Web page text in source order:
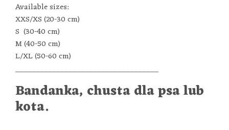
Available sizes:
XXS/XS (20-30 cm)
S (30-40 cm)
M (40-50 cm)
L/XL (50-60 cm)
___________________________________
Bandanka, chusta dla psa lub
kota.